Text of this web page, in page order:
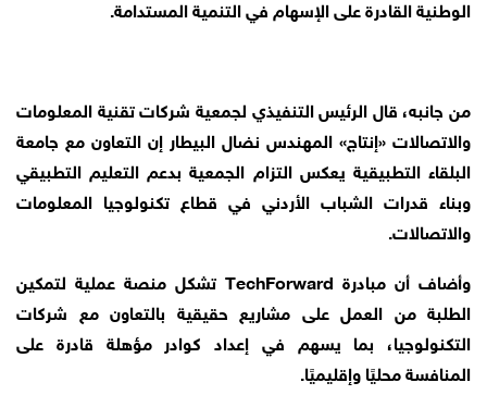
الوطنية القادرة على الإسهام في التنمية المستدامة.
من جانبه، قال الرئيس التنفيذي لجمعية شركات تقنية المعلومات
والاتصالات «إنتاج» المهندس نضال البيطار إن التعاون مع جامعة
البلقاء التطبيقية يعكس التزام الجمعية بدعم التعليم التطبيقي
وبناء قدرات الشباب الأردني في قطاع تكنولوجيا المعلومات
والاتصالات.
وأضاف أن مبادرة TechForward تشكل منصة عملية لتمكين
الطلبة من العمل على مشاريع حقيقية بالتعاون مع شركات
التكنولوجيا، بما يسهم في إعداد كوادر مؤهلة قادرة على
المنافسة محليًا وإقليميًا.